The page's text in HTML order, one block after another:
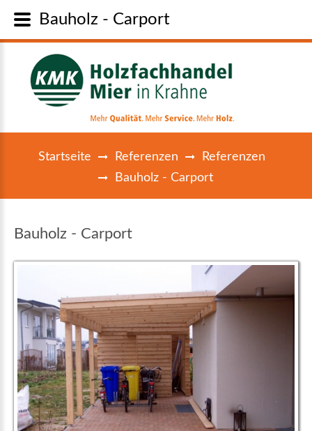
Startseite Referenzen
Referenzen
Bauholz - Carport
Bauholz - Carport
Bauholz - Carport